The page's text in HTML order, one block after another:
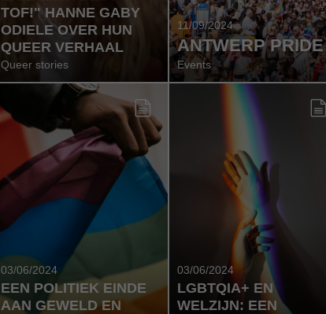
TOF!" HANNE GABY
ODIELE OVER HUN
QUEER VERHAAL
Queer stories
11/09/2024
ANTWERP
Events
03/06/2024
EEN POLITIEK EINDE
AAN GEWELD EN
03/06/2024
LGBTQIA+ EN
WELZIJN: EEN